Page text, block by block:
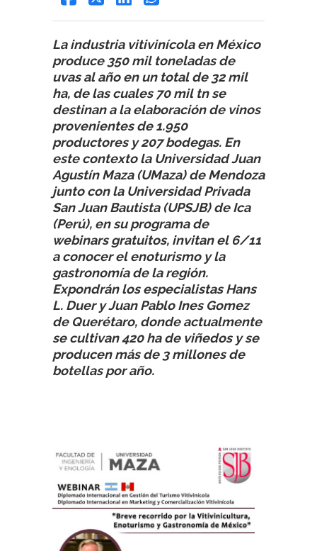
La industria vitivinícola en México
produce 350 mil toneladas de
uvas al año en un total de 32 mil
ha, de las cuales 70 mil tn se
destinan a la elaboración de vinos
provenientes de 1.950
productores y 207 bodegas. En
este contexto la Universidad Juan
Agustín Maza (UMaza) de Mendoza
junto con la Universidad Privada
San Juan Bautista (UPSJB) de Ica
(Perú), en su programa de
webinars gratuitos, invitan el 6/11
a conocer el enoturismo y la
gastronomía de la región.
Expondrán los especialistasHans
L. DueryJuan Pablo Ines Gomez
de Querétaro, donde actualmente
se cultivan 420 ha de viñedos y se
producen más de 3 millones de
botellas por año.